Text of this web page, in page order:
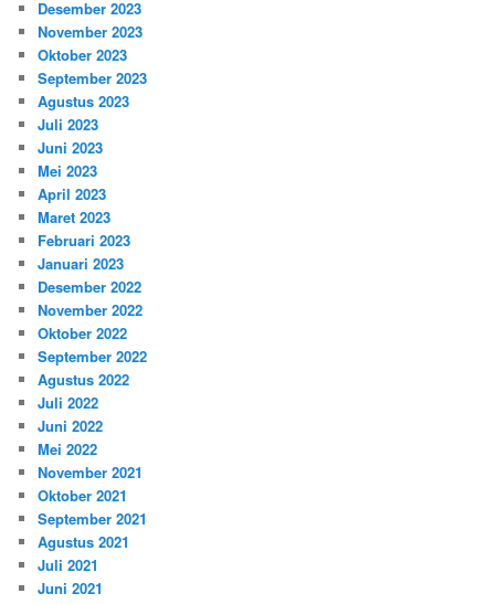
Desember 2023
November 2023
Oktober 2023
September 2023
Agustus 2023
Juli 2023
Juni 2023
Mei 2023
April 2023
Maret 2023
Februari 2023
Januari 2023
Desember 2022
November 2022
Oktober 2022
September 2022
Agustus 2022
Juli 2022
Juni 2022
Mei 2022
November 2021
Oktober 2021
September 2021
Agustus 2021
Juli 2021
Juni 2021